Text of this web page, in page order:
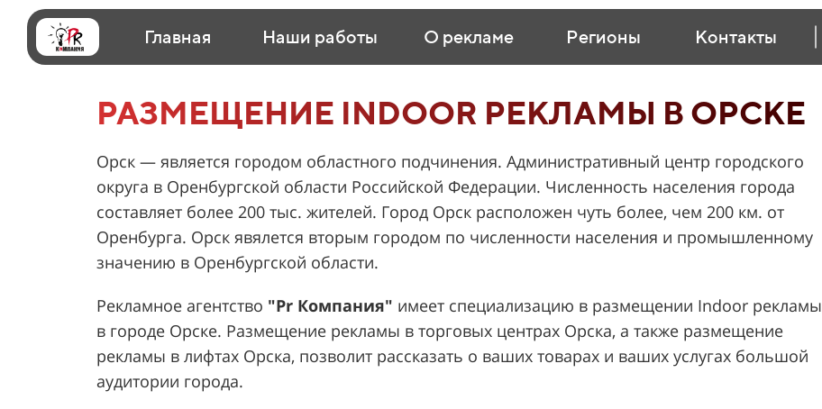
Главная Наши работы О рекламе Регионы Контакты
РАЗМЕЩЕНИЕ INDOOR РЕКЛАМЫ В ОРСКЕ
Орск — является городом областного подчинения. Административный центр городского
округа в Оренбургской области Российской Федерации. Численность населения города
составляет более 200 тыс. жителей. Город Орск расположен чуть более, чем 200 км. от
Оренбурга. Орск явялется вторым городом по численности населения и промышленному
значению в Оренбургской области.
Рекламное агентство "Pr Компания" имеет специализацию в размещении Indoor рекламы
в городе Орске. Размещение рекламы в торговых центрах Орска, а также размещение
рекламы в лифтах Орска, позволит рассказать о ваших товарах и ваших услугах большой
аудитории города.